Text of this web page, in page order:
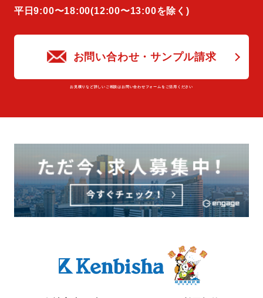
平⽇9:00〜18:00(12:00〜13:00を除く)
お問い合わせ・サンプル請求
お⾒積りなど詳しいご相談はお問い合わせフォームをご活⽤ください